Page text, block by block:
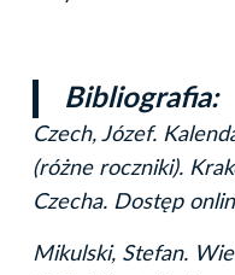
Bibliografia:
Czech, Józef.
(różne roczniki).
Czecha. Dostęp
Mikulski, Stefan.